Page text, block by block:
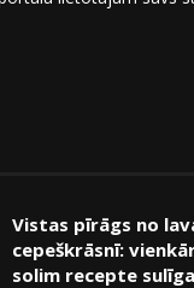
Vistas pīrāgs no
cepeškrāsnī:
solim recepte